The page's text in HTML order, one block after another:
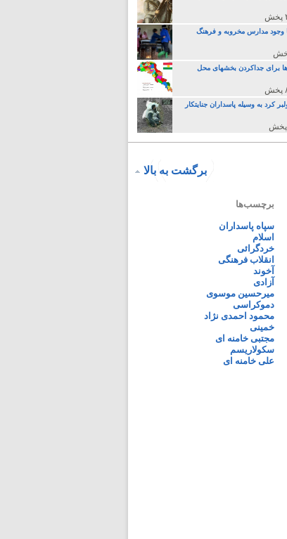
وجود مدارس مخروبه و فرهنگ
برای جداکردن بخشهای محل
کرد به وسیله پاسداران جنایتکار
برگشت به بالا
برچسب‌ها
سپاه پاسداران
اسلام
خردگرائی
انقلاب فرهنگی
آخوند
آزادی
میرحسین موسوی
دموکراسی
محمود احمدی نژاد
خمینی
مجتبی خامنه ای
سکولاریسم
علی خامنه ای